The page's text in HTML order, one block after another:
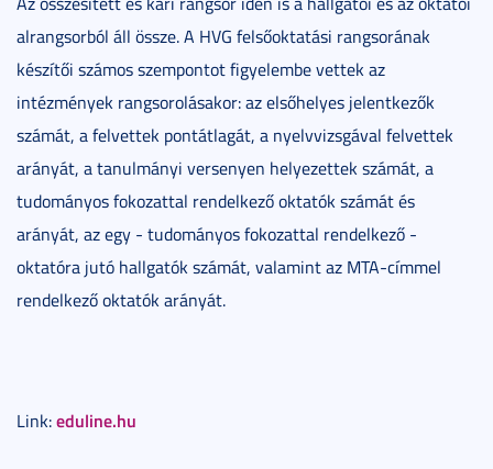
alrangsorból áll össze. A HVG felsőoktatási rangsorának
készítői számos szempontot figyelembe vettek az
intézmények rangsorolásakor: az elsőhelyes jelentkezők
számát, a felvettek pontátlagát, a nyelvvizsgával felvettek
arányát, a tanulmányi versenyen helyezettek számát, a
tudományos fokozattal rendelkező oktatók számát és
arányát, az egy - tudományos fokozattal rendelkező -
oktatóra jutó hallgatók számát, valamint az MTA-címmel
rendelkező oktatók arányát.
Link:eduline.hu